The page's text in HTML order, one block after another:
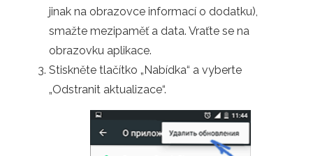
jinak na obrazovce informací o dodatku),
smažte mezipaměť a data. Vraťte se na
obrazovku aplikace.
Stiskněte tlačítko „Nabídka“ a vyberte
„Odstranit aktualizace“.